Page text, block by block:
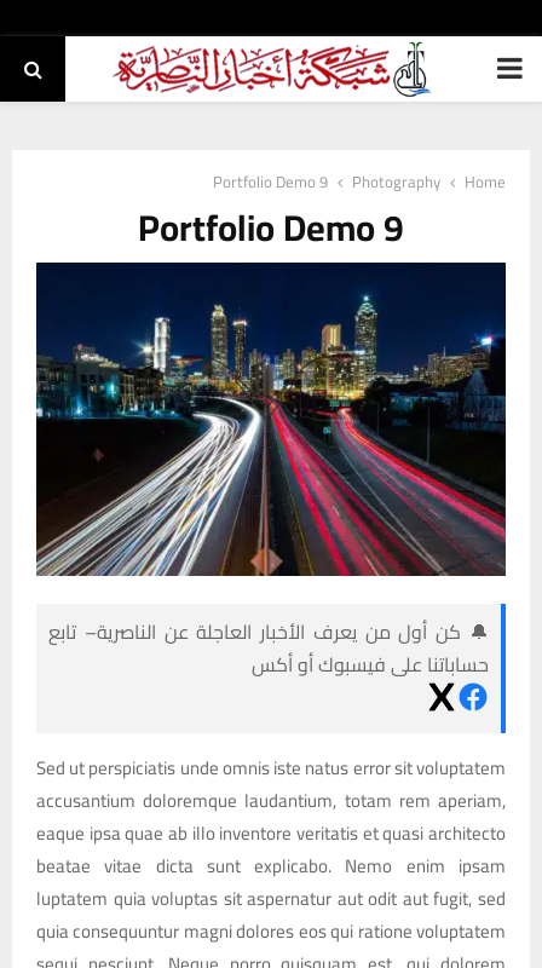
PRIMARY
Home
Photography
Portfolio Demo 9
Portfolio Demo 9
🔔 كن أول من يعرف الأخبار العاجلة عن الناصرية– تابع
حساباتنا على فيسبوك أو أكس
Sed ut perspiciatis unde omnis iste natus error sit voluptatem
accusantium doloremque laudantium, totam rem aperiam,
eaque ipsa quae ab illo inventore veritatis et quasi architecto
beatae vitae dicta sunt explicabo. Nemo enim ipsam
luptatem quia voluptas sit aspernatur aut odit aut fugit, sed
quia consequuntur magni dolores eos qui ratione voluptatem